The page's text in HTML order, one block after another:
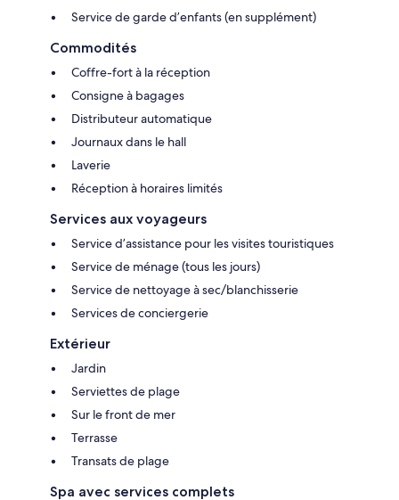
Service de garde d’enfants (en supplément)
Commodités
Coffre-fort à la réception
Consigne à bagages
Distributeur automatique
Journaux dans le hall
Laverie
Réception à horaires limités
Services aux voyageurs
Service d’assistance pour les visites touristiques
Service de ménage (tous les jours)
Service de nettoyage à sec/blanchisserie
Services de conciergerie
Extérieur
Jardin
Serviettes de plage
Sur le front de mer
Terrasse
Transats de plage
Spa avec services complets